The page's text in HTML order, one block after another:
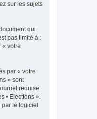
sur les sujets
qui
pas limité à :
« votre
par « votre
» sont
requise
• Elections ».
le logiciel